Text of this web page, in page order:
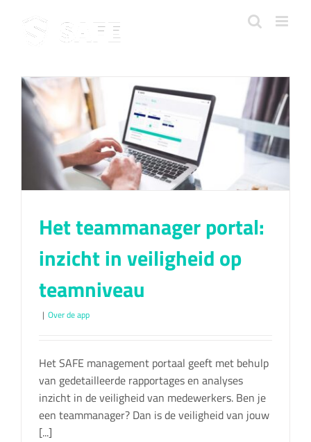
Het teammanager portal:
inzicht in veiligheid op
teamniveau
| Over de app
Het SAFE management portaal geeft met behulp
van gedetailleerde rapportages en analyses
inzicht in de veiligheid van medewerkers. Ben je
een teammanager? Dan is de veiligheid van jouw
[...]